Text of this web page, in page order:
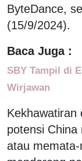
ByteDance,
(15/9/2024).
Baca Juga :
SBY Tampil di
Wirjawan
Kekhawatiran
potensi China
atau